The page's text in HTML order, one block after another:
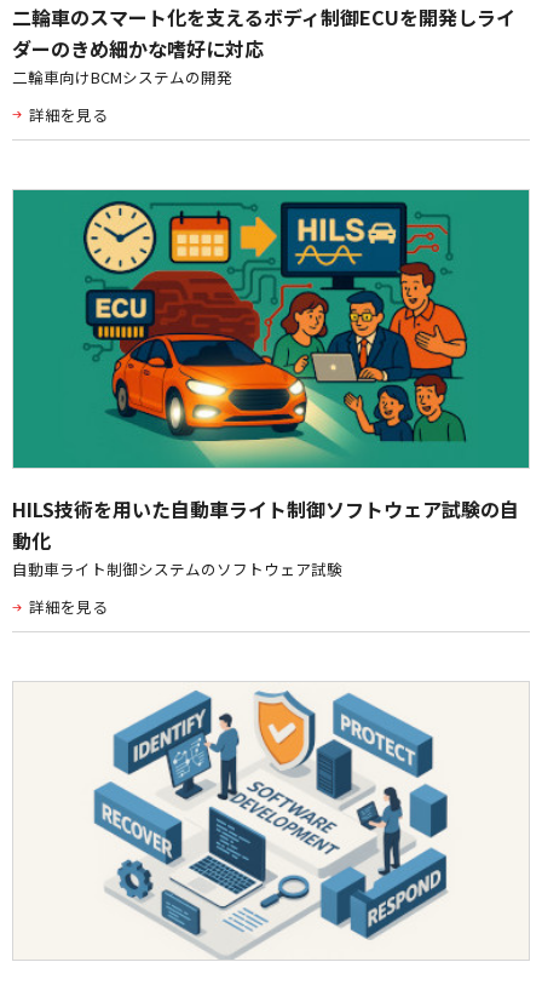
二輪車のスマート化を支えるボディ制御ECUを開発しライ
ダーのきめ細かな嗜好に対応
二輪車向けBCMシステムの開発
詳細を見る
HILS技術を用いた自動車ライト制御ソフトウェア試験の自
動化
自動車ライト制御システムのソフトウェア試験
詳細を見る